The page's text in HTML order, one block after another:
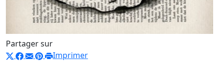
Partager sur
Imprimer